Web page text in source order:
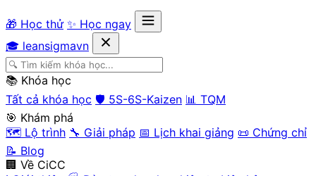
🎁 Học thử ✨ Học ngay
🎓 leansigmavn
📚 Khóa học
Tất cả khóa học 🛡️ 5S-6S-Kaizen 📊 TQM
🎯 Khám phá
🗺️ Lộ trình 🔧 Giải pháp 📅 Lịch khai giảng 📜 Chứng chỉ
📝 Blog
🏢 Về CiCC